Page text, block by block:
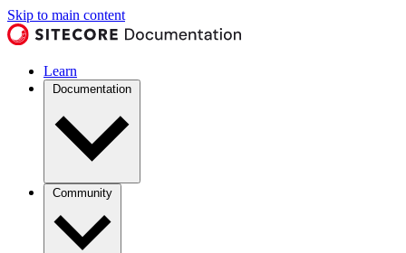
Skip to main content
Learn
Documentation
Community